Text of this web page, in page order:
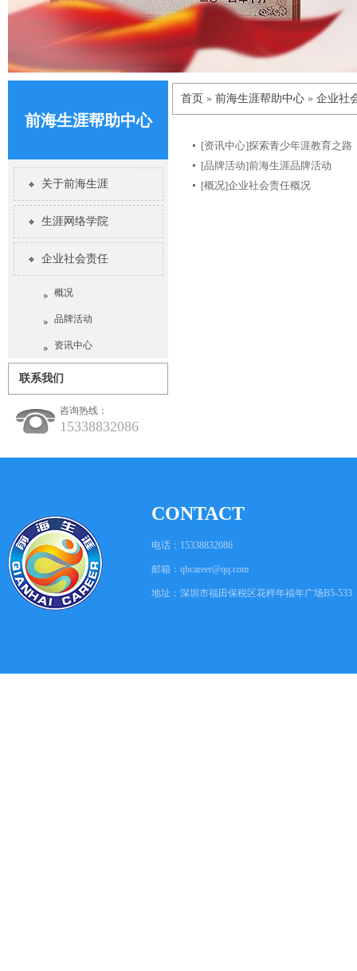
前海生涯帮助中心
关于前海生涯
生涯网络学院
企业社会责任
概况
品牌活动
资讯中心
联系我们
咨询热线：
15338832086
首页 » 前海生涯帮助中心 » 企业社
[资讯中心]探索青少年涯教育之路
[品牌活动]前海生涯品牌活动
[概况]企业社会责任概况
CONTACT
电话：15338832086
邮箱： qhcareer@qq.com
地址：深圳市福田保税区花样年福年广场B5-533